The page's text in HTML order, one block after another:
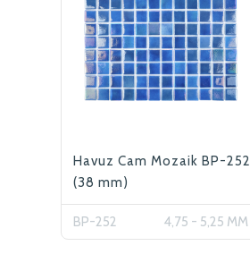
Havuz Cam Mozaik BP-252
(38 mm)
BP-252 4,75 - 5,25 MM